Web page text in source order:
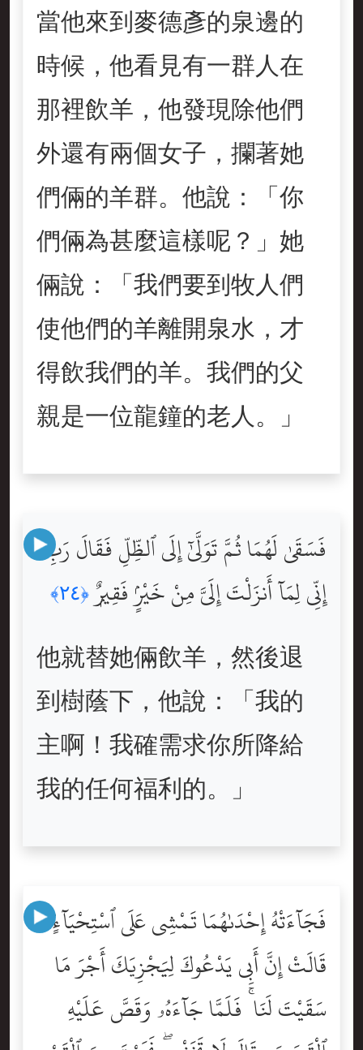
當他來到麥德彥的泉邊的
時候，他看見有一群人在
那裡飲羊，他發現除他們
外還有兩個女子，攔著她
們倆的羊群。他說：「你
們倆為甚麼這樣呢？」她
倆說：「我們要到牧人們
使他們的羊離開泉水，才
得飲我們的羊。我們的父
親是一位龍鐘的老人。」
فَسَقَىٰ لَهُمَا ثُمَّ تَوَلَّىٰٓ إِلَى ٱلظِّلِّ فَقَالَ رَبِّ
إِنِّى لِمَآ أَنزَلْتَ إِلَىَّ مِنْ خَيْرٍۢ فَقِيرٌۭ﴿٢٤﴾
他就替她倆飲羊，然後退
到樹蔭下，他說：「我的
主啊！我確需求你所降給
我的任何福利的。」
فَجَآءَتْهُ إِحْدَىٰهُمَا تَمْشِى عَلَى ٱسْتِحْيَآءٍۢ
قَالَتْ إِنَّ أَبِى يَدْعُوكَ لِيَجْزِيَكَ أَجْرَ مَا
سَقَيْتَ لَنَا ۚ فَلَمَّا جَآءَهُۥ وَقَصَّ عَلَيْهِ